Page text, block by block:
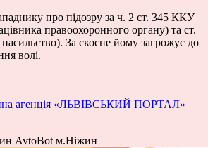
про підозру за ч. 2 ст. 345 ККУ
правоохоронного органу) та ст.
За скоєне йому загрожує до
волі.
агенція «ЛЬВІВСЬКИЙ ПОРТАЛ»
AvtoBot м.Ніжин